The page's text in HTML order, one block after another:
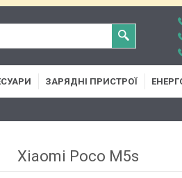
ЗАРЯДНІ ПРИСТРОЇ
Xiaomi Poco M5s